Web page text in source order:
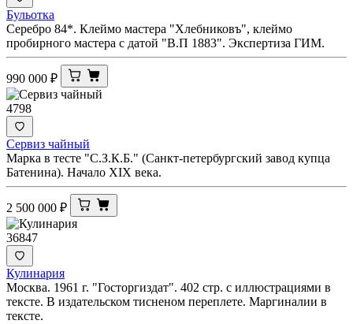
Бульотка
Серебро 84*. Клеймо мастера "Хлебниковъ", клеймо
пробирного мастера с датой "В.П 1883". Экспертиза ГИМ.
990 000 ₽
4798
Сервиз чайный
Марка в тесте "С.З.К.Б." (Санкт-петербургский завод купца
Батенина). Начало XIX века.
2 500 000 ₽
36847
Кулинария
Москва. 1961 г. "Госторгиздат". 402 стр. с иллюстрациями в
тексте. В издательском тисненом переплете. Маргиналии в
тексте.